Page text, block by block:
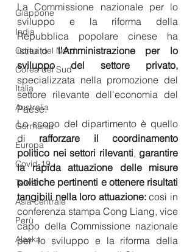
Giappone
India
Corea del Nord
Corea del Sud
Italia
Australia
Germania
Europa
Covid-19
Taiwan
Asia centrale
Perù
Alaska
La Commissione nazionale per lo
sviluppo e la riforma della
Repubblica popolare cinese ha
istituito l'Amministrazione per lo
specializzata nella promozione del
settore rilevante dell'economia del
Paese.
Lo scopo del dipartimento è quello
di rafforzare il coordinamento
politico nei settori rilevanti, garantire
la rapida attuazione delle misure
politiche pertinenti e ottenere risultati
tangibili nella loro attuazione: così in
conferenza stampa Cong Liang, vice
capo della Commissione nazionale
per lo sviluppo e la riforma della